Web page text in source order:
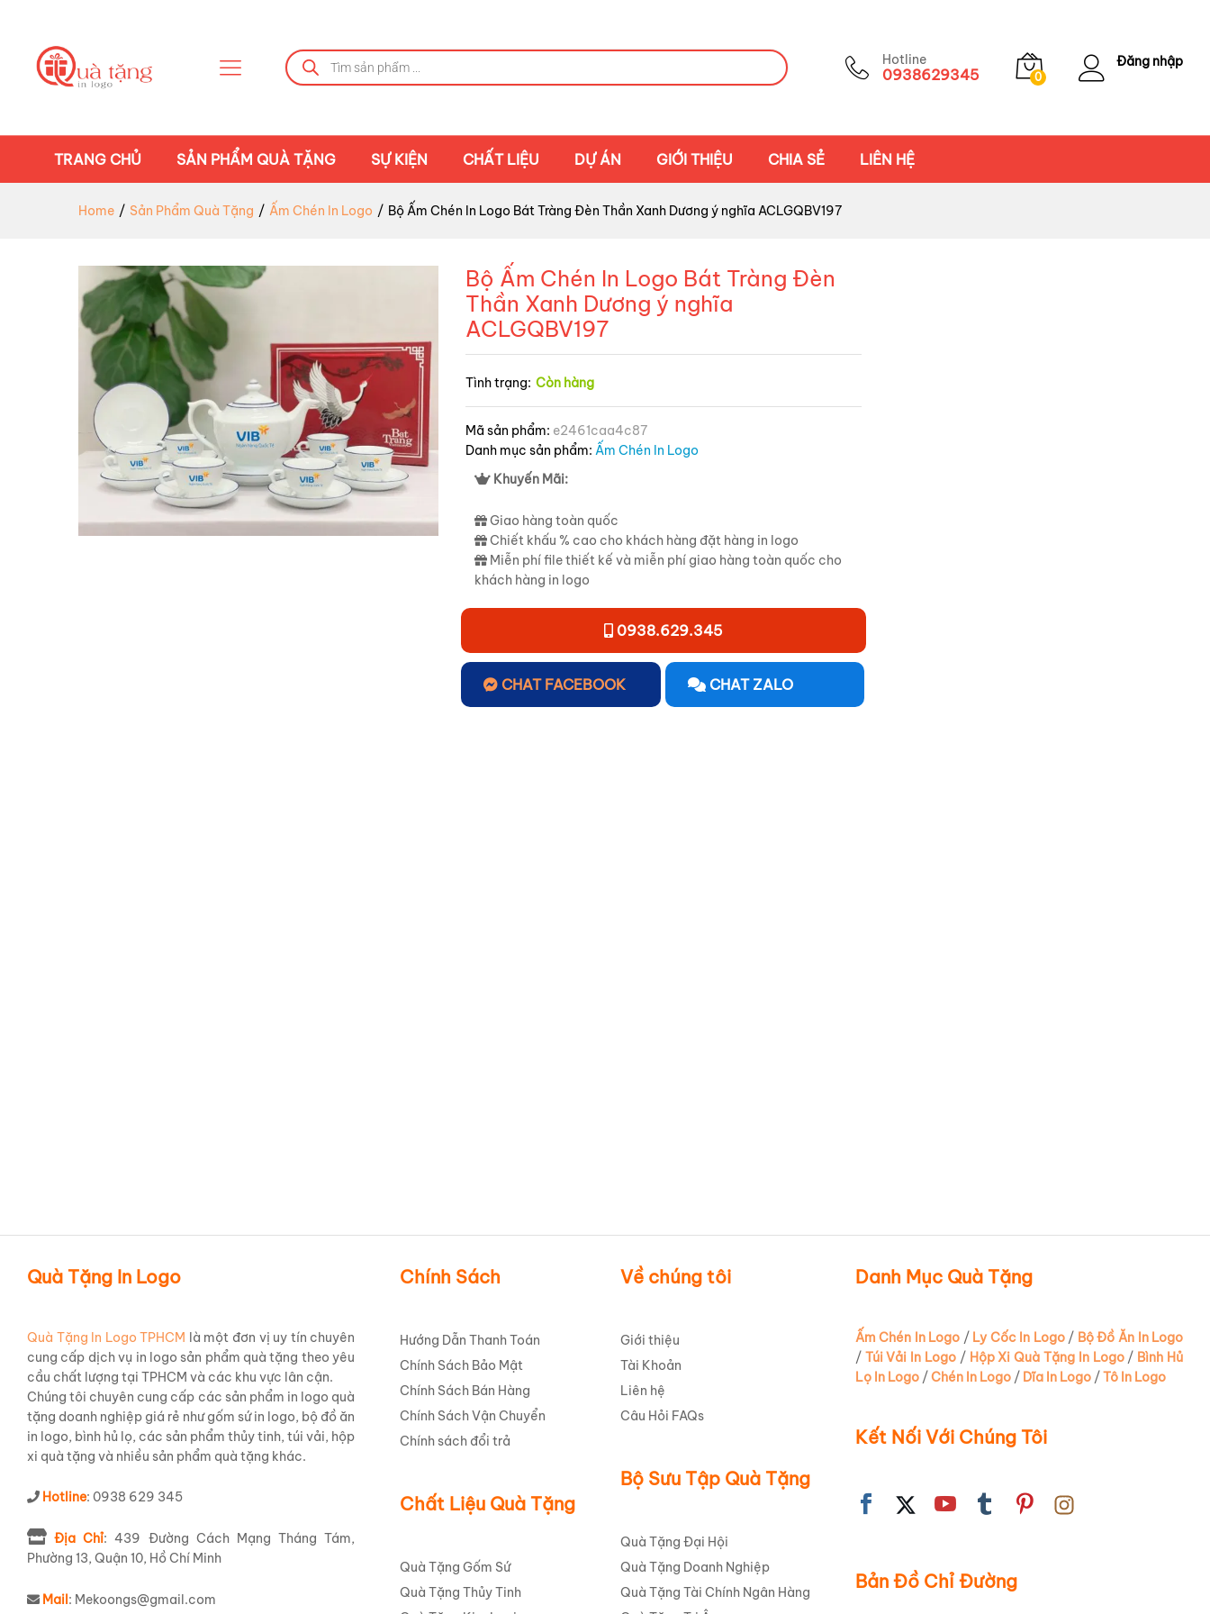
Túi Hộp Đựng Quà Tặng In
Logo
Hotline
0938629345 0
Đăng nhập
TRANG CHỦ SẢN PHẨM QUÀ TẶNG SỰ KIỆN CHẤT LIỆU DỰ ÁN GIỚI THIỆU CHIA SẺ LIÊN HỆ
Home / Sản Phẩm Quà Tặng / Ấm Chén In Logo / Bộ Ấm Chén In Logo Bát Tràng Đèn Thần Xanh Dương ý nghĩa ACLGQBV197
Bộ Ấm Chén In Logo Bát Tràng Đèn
Thần Xanh Dương ý nghĩa
ACLGQBV197
Tình trạng: Còn hàng
Mã sản phẩm: e2461caa4c87
Danh mục sản phẩm:Ấm Chén In Logo
Khuyến Mãi:
Giao hàng toàn quốc
Chiết khấu % cao cho khách hàng đặt hàng in logo
Miễn phí file thiết kế và miễn phí giao hàng toàn quốc cho
khách hàng in logo
0938.629.345
CHAT FACEBOOK CHAT ZALO
Quà Tặng In Logo
Quà Tặng In Logo TPHCM là một đơn vị uy tín chuyên
cung cấp dịch vụ in logo sản phẩm quà tặng theo yêu
cầu chất lượng tại TPHCM và các khu vực lân cận.
Chúng tôi chuyên cung cấp các sản phẩm in logo quà
tặng doanh nghiệp giá rẻ như gốm sứ in logo, bộ đồ ăn
in logo, bình hủ lọ, các sản phẩm thủy tinh, túi vải, hộp
xi quà tặng và nhiều sản phẩm quà tặng khác.
Hotline: 0938 629 345
Địa Chỉ: 439 Đường Cách Mạng Tháng Tám,
Phường 13, Quận 10, Hồ Chí Minh
Mail: Mekoongs@gmail.com
Chính Sách
Hướng Dẫn Thanh Toán
Chính Sách Bảo Mật
Chính Sách Bán Hàng
Chính Sách Vận Chuyển
Chính sách đổi trả
Chất Liệu Quà Tặng
Quà Tặng Gốm Sứ
Quà Tặng Thủy Tinh
Về chúng tôi
Giới thiệu
Tài Khoản
Liên hệ
Câu Hỏi FAQs
Bộ Sưu Tập Quà Tặng
Quà Tặng Đại Hội
Quà Tặng Doanh Nghiệp
Quà Tặng Tài Chính Ngân Hàng
Danh Mục Quà Tặng
Ấm Chén In Logo / Ly Cốc In Logo/ Bộ Đồ Ăn In Logo
/ Túi Vải In Logo / Hộp Xi Quà Tặng In Logo/ Bình Hủ
Lọ In Logo/Chén In Logo/ Dĩa In Logo/Tô In Logo
Kết Nối Với Chúng Tôi
Bản Đồ Chỉ Đường